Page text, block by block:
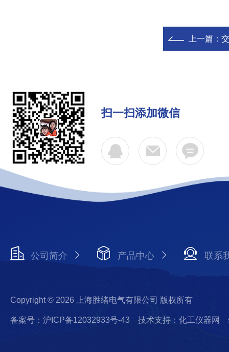
上一篇：
扫一扫添加微信
公司简介 产品中心 联系
Copyright © 2026 上海胜绪电气有限公司 版权所有
备案号：沪ICP备12032933号-43 技术支持：化工仪器网